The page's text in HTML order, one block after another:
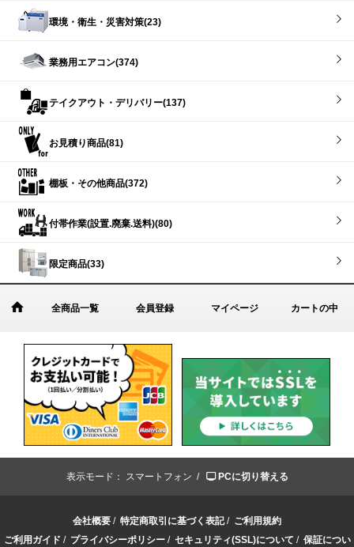
環境・衛生・災害対策(23)
業務用エアコン(374)
テイクアウト・デリバリー(137)
お見積り商品(81)
棚板・その他商品(372)
付帯作業(設置.廃棄.送料)(80)
限定商品(33)
全商品一覧 会員登録 マイページ カートの中
表示モード： スマートフォン / PCに切り替える
会社概要 / 特定商取引に基づく表記/ ご利用規約
ご利用ガイド / プライバシーポリシー/ セキュリティ(SSL)について / 保証につい